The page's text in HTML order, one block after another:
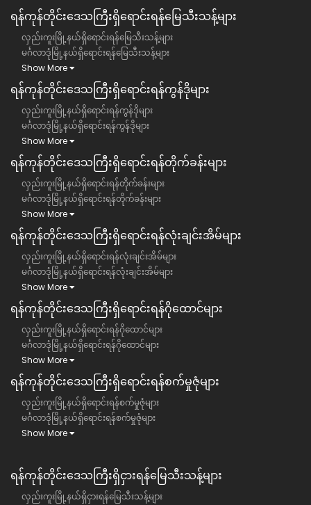
ရန်ကုန်တိုင်းဒေသကြီး​ရှိရောင်းရန်မြေသီးသန့်များ
လှည်းကူးမြို့နယ်ရှိရောင်းရန်မြေသီးသန့်များ
မင်္ဂလာဒုံမြို့နယ်ရှိရောင်းရန်မြေသီးသန့်များ
Show More
ရန်ကုန်တိုင်းဒေသကြီး​ရှိရောင်းရန်ကွန်ဒိုများ
လှည်းကူးမြို့နယ်ရှိရောင်းရန်ကွန်ဒိုများ
မင်္ဂလာဒုံမြို့နယ်ရှိရောင်းရန်ကွန်ဒိုများ
Show More
ရန်ကုန်တိုင်းဒေသကြီး​ရှိရောင်းရန်တိုက်ခန်းများ
လှည်းကူးမြို့နယ်ရှိရောင်းရန်တိုက်ခန်းများ
မင်္ဂလာဒုံမြို့နယ်ရှိရောင်းရန်တိုက်ခန်းများ
Show More
ရန်ကုန်တိုင်းဒေသကြီး​ရှိရောင်းရန်လုံးချင်းအိမ်များ
လှည်းကူးမြို့နယ်ရှိရောင်းရန်လုံးချင်းအိမ်များ
မင်္ဂလာဒုံမြို့နယ်ရှိရောင်းရန်လုံးချင်းအိမ်များ
Show More
ရန်ကုန်တိုင်းဒေသကြီး​ရှိရောင်းရန်ဂိုထောင်များ
လှည်းကူးမြို့နယ်ရှိရောင်းရန်ဂိုထောင်များ
မင်္ဂလာဒုံမြို့နယ်ရှိရောင်းရန်ဂိုထောင်များ
Show More
ရန်ကုန်တိုင်းဒေသကြီး​ရှိရောင်းရန်စက်မှုဇုံများ
လှည်းကူးမြို့နယ်ရှိရောင်းရန်စက်မှုဇုံများ
မင်္ဂလာဒုံမြို့နယ်ရှိရောင်းရန်စက်မှုဇုံများ
Show More
ရန်ကုန်တိုင်းဒေသကြီး​​ရှိငှားရန်မြေသီးသန့်များ
လှည်းကူးမြို့နယ်ရှိငှားရန်မြေသီးသန့်များ